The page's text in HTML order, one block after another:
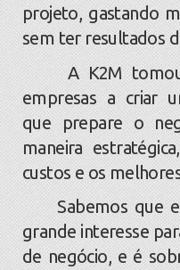
projeto, gastando
sem ter resultados
A K2M tomou
empresas a criar
que prepare o
maneira
custos e os
Sabemos que
grande interesse
de negócio, e é